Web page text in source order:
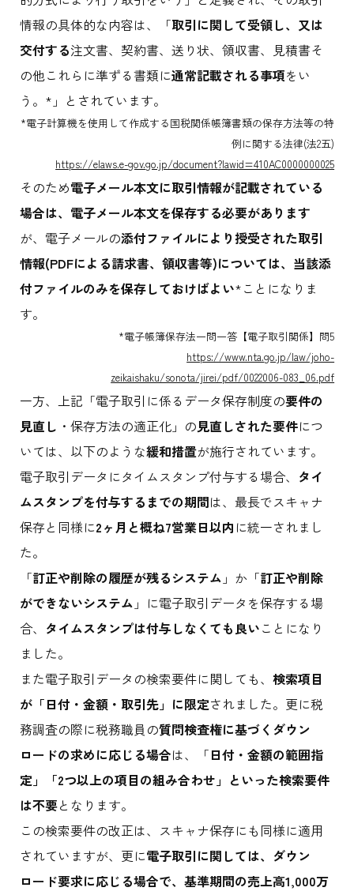
情報の具体的な内容は、「取引に関して受領し、又は
交付する注文書、契約書、送り状、領収書、見積書そ
の他これらに準ずる書類に通常記載される事項をい
う。*」とされています。
*電子計算機を使用して作成する国税関係帳簿書類の保存方法等の特
例に関する法律(法2五)
https://elaws.e-gov.go.jp/document?lawid=410AC0000000025
そのため電子メール本文に取引情報が記載されている
場合は、電子メール本文を保存する必要があります
が、電子メールの添付ファイルにより授受された取引
情報(PDFによる請求書、領収書等)については、当該添
付ファイルのみを保存しておけばよい*ことになりま
す。
*電子帳簿保存法一問一答【電子取引関係】問5
https://www.nta.go.jp/law/joho-
zeikaishaku/sonota/jirei/pdf/0022006-083_06.pdf
一方、上記「電子取引に係るデータ保存制度の要件の
見直し ・保存方法の適正化」の見直しされた要件につ
いては、以下のような緩和措置が施行されています。
電子取引データにタイムスタンプ付与する場合、 タイ
ムスタンプを付与するまでの期間は、最長でスキャナ
保存と同様に2ヶ月と概ね7営業日以内 に統一されまし
た。
「訂正や削除の履歴が残るシステム 」か「訂正や削除
ができないシステム 」に電子取引データを保存する場
合、 タイムスタンプは付与しなくても良いことになり
ました。
また電子取引データの検索要件に関しても、 検索項目
が「日付・金額・取引先」に限定されました。更に税
務調査の際に税務職員の質問検査権に基づくダウン
ロードの求めに応じる場合は、「日付・金額の範囲指
定」「2つ以上の項目の組み合わせ」といった検索要件
は不要となります。
この検索要件の改正は、スキャナ保存にも同様に適用
されていますが、更に電子取引に関しては、ダウン
ロード要求に応じる場合で、基準期間の売上高1,000万